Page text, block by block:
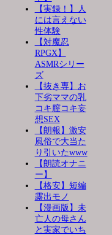
【実録！】人
には言えない
性体験
【対魔忍
RPGX】
ASMRシリー
ズ
【抜き専】お
下劣ママの乳
コキ膣コキ妄
想SEX
【朗報】激安
風俗で大当た
り引いたwww
【朗読オナニ
ー】
【格安】短編
露出モノ
【漫画版】未
亡人の母さん
と実家でいち